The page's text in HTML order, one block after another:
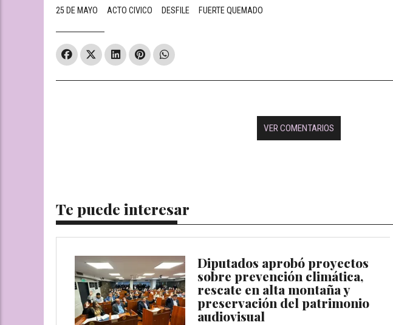
25 DE MAYO ACTO CIVICO DESFILE FUERTE QUEMADO
VER COMENTARIOS
Te puede interesar
Diputados aprobó proyectos
sobre prevención climática,
rescate en alta montaña y
preservación del patrimonio
audiovisual